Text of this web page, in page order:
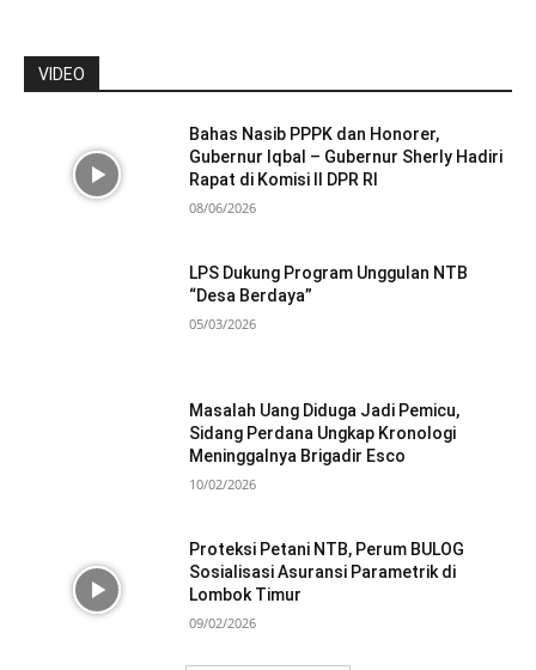
VIDEO
Bahas Nasib PPPK dan Honorer,
Gubernur Iqbal – Gubernur Sherly Hadiri
Rapat di Komisi II DPR RI
08/06/2026
LPS Dukung Program Unggulan NTB
“Desa Berdaya”
05/03/2026
Masalah Uang Diduga Jadi Pemicu,
Sidang Perdana Ungkap Kronologi
Meninggalnya Brigadir Esco
10/02/2026
Proteksi Petani NTB, Perum BULOG
Sosialisasi Asuransi Parametrik di
Lombok Timur
09/02/2026